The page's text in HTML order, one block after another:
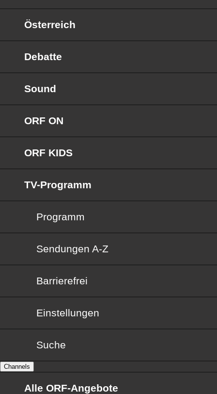
Österreich
Debatte
Sound
ORF ON
ORF KIDS
TV-Programm
Programm
Sendungen von A bis Z
Sendungen A-Z
Barrierefrei
Barrierefrei
Einstellungen
Suche
Channels
Alle ORF-Angebote